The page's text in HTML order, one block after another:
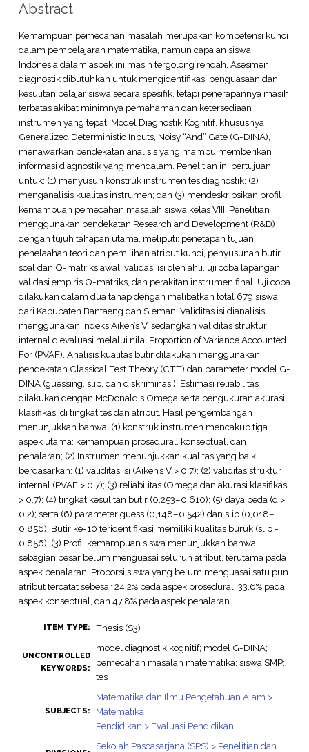
Abstract
Kemampuan pemecahan masalah merupakan kompetensi kunci
dalam pembelajaran matematika, namun capaian siswa
Indonesia dalam aspek ini masih tergolong rendah. Asesmen
diagnostik dibutuhkan untuk mengidentifikasi penguasaan dan
kesulitan belajar siswa secara spesifik, tetapi penerapannya masih
terbatas akibat minimnya pemahaman dan ketersediaan
instrumen yang tepat. Model Diagnostik Kognitif, khususnya
Generalized Deterministic Inputs, Noisy “And” Gate (G-DINA),
menawarkan pendekatan analisis yang mampu memberikan
informasi diagnostik yang mendalam. Penelitian ini bertujuan
untuk: (1) menyusun konstruk instrumen tes diagnostik; (2)
menganalisis kualitas instrumen; dan (3) mendeskripsikan profil
kemampuan pemecahan masalah siswa kelas VIII. Penelitian
menggunakan pendekatan Research and Development (R&D)
dengan tujuh tahapan utama, meliputi: penetapan tujuan,
penelaahan teori dan pemilihan atribut kunci, penyusunan butir
soal dan Q-matriks awal, validasi isi oleh ahli, uji coba lapangan,
validasi empiris Q-matriks, dan perakitan instrumen final. Uji coba
dilakukan dalam dua tahap dengan melibatkan total 679 siswa
dari Kabupaten Bantaeng dan Sleman. Validitas isi dianalisis
menggunakan indeks Aiken’s V, sedangkan validitas struktur
internal dievaluasi melalui nilai Proportion of Variance Accounted
For (PVAF). Analisis kualitas butir dilakukan menggunakan
pendekatan Classical Test Theory (CTT) dan parameter model G-
DINA (guessing, slip, dan diskriminasi). Estimasi reliabilitas
dilakukan dengan McDonald's Omega serta pengukuran akurasi
klasifikasi di tingkat tes dan atribut. Hasil pengembangan
menunjukkan bahwa: (1) konstruk instrumen mencakup tiga
aspek utama: kemampuan prosedural, konseptual, dan
penalaran; (2) Instrumen menunjukkan kualitas yang baik
berdasarkan: (1) validitas isi (Aiken’s V > 0,7); (2) validitas struktur
internal (PVAF > 0,7); (3) reliabilitas (Omega dan akurasi klasifikasi
> 0,7); (4) tingkat kesulitan butir (0,253–0,610); (5) daya beda (d >
0,2); serta (6) parameter guess (0,148–0,542) dan slip (0,018–
0,856). Butir ke-10 teridentifikasi memiliki kualitas buruk (slip =
0,856); (3) Profil kemampuan siswa menunjukkan bahwa
sebagian besar belum menguasai seluruh atribut, terutama pada
aspek penalaran. Proporsi siswa yang belum menguasai satu pun
atribut tercatat sebesar 24,2% pada aspek prosedural, 33,6% pada
aspek konseptual, dan 47,8% pada aspek penalaran.
ITEM TYPE: Thesis (S3)
UNCONTROLLED
KEYWORDS:
model diagnostik kognitif; model G-DINA;
pemecahan masalah matematika; siswa SMP;
tes
SUBJECTS:
Matematika dan Ilmu Pengetahuan Alam >
Matematika
Pendidikan > Evaluasi Pendidikan
Sekolah Pascasarjana (SPS) > Penelitian dan